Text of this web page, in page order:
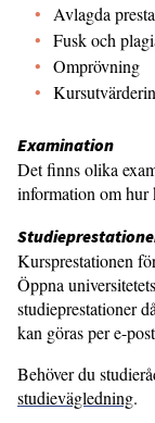
Avlagda
Fusk och
Omprövning
Examination
Det finns olika
information om hur
Kursprestationen
Öppna
studieprestationer
kan göras per e-
Behöver du
studievägledning.